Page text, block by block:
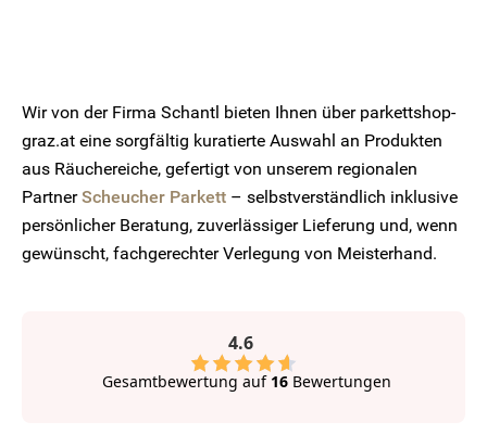
Wir von der Firma Schantl bieten Ihnen über parkettshop-
graz.at eine sorgfältig kuratierte Auswahl an Produkten
aus Räuchereiche, gefertigt von unserem regionalen
PartnerScheucher Parkett – selbstverständlich inklusive
persönlicher Beratung, zuverlässiger Lieferung und, wenn
gewünscht, fachgerechter Verlegung von Meisterhand.
4.6
Gesamtbewertung auf 16Bewertungen